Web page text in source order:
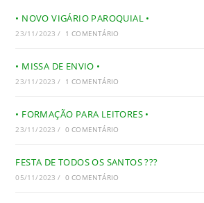
• NOVO VIGÁRIO PAROQUIAL •
23/11/2023 / 1 COMENTÁRIO
• MISSA DE ENVIO •
23/11/2023 / 1 COMENTÁRIO
• FORMAÇÃO PARA LEITORES •
23/11/2023 / 0 COMENTÁRIO
FESTA DE TODOS OS SANTOS ???
05/11/2023 / 0 COMENTÁRIO